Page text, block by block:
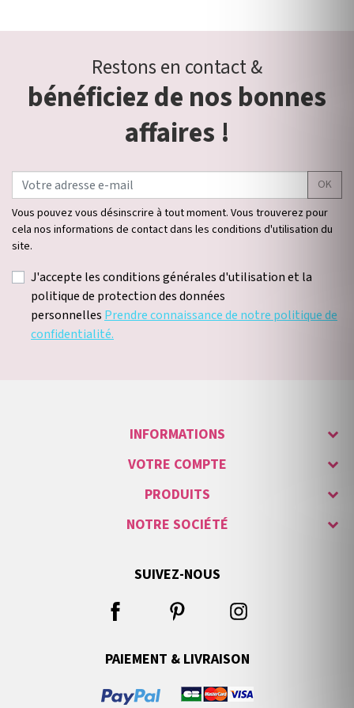
Restons en contact &
bénéficiez de nos bonnes
affaires !
OK
Vous pouvez vous désinscrire à tout moment. Vous trouverez pour
cela nos informations de contact dans les conditions d'utilisation du
site.
J'accepte les conditions générales d'utilisation et la
politique de protection des données
personnelles Prendre connaissance de notre politique de
confidentialité.
INFORMATIONS
VOTRE COMPTE
PRODUITS
NOTRE SOCIÉTÉ
SUIVEZ-NOUS
PAIEMENT & LIVRAISON